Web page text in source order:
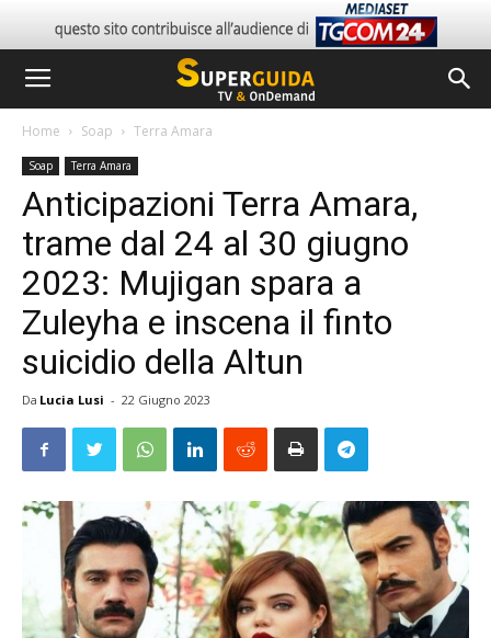
Home Soap Terra Amara
Soap Terra Amara
Anticipazioni Terra Amara,
trame dal 24 al 30 giugno
2023: Mujigan spara a
Zuleyha e inscena il finto
suicidio della Altun
Da Lucia Lusi - 22 Giugno 2023